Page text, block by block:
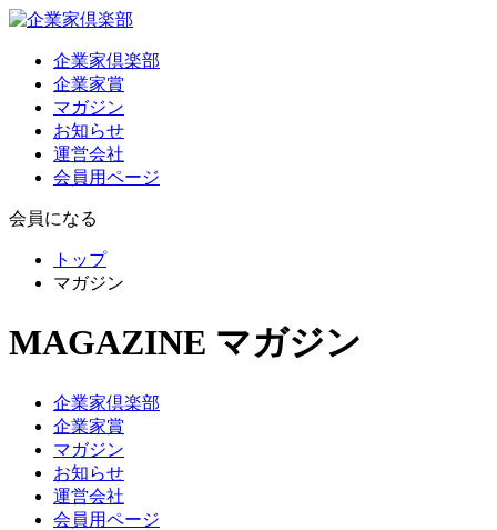
企業家倶楽部
企業家賞
マガジン
お知らせ
運営会社
会員用ページ
会員になる
トップ
マガジン
MAGAZINE マガジン
企業家倶楽部
企業家賞
マガジン
お知らせ
運営会社
会員用ページ